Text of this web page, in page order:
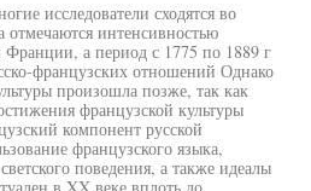
исследователи сходятся во
интенсивностью
а период с 1775 по 1889 г
французских отношений Однако
произошла позже, так как
французской культуры
компонент русской
французского языка,
поведения, а также идеалы